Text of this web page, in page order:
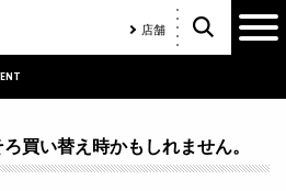
店舗
ろ買い替え時かもしれません。